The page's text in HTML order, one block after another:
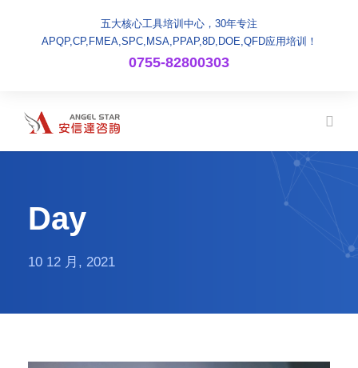
五大核心工具培训中心，30年专注
APQP,CP,FMEA,SPC,MSA,PPAP,8D,DOE,QFD应用培训！
0755-82800303
Day
10 12 月, 2021